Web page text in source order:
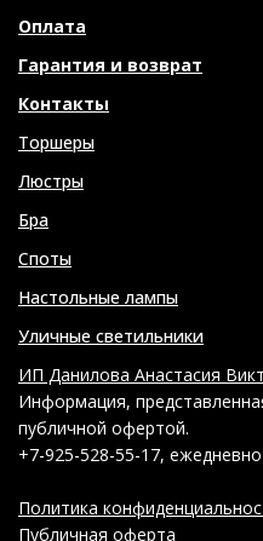
Оплата
Гарантия и возврат
Контакты
Торшеры
Люстры
Бра
Споты
Настольные лампы
Уличные светильники
ИП Данилова Анастасия
Информация,
публичной офертой.
+7-925-528-55-17,
Политика
Публичная оферта